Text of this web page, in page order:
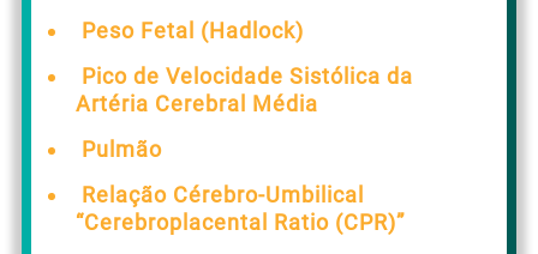
Peso Fetal (Hadlock)
Pico de Velocidade Sistólica da
Artéria Cerebral Média
Pulmão
Relação Cérebro-Umbilical
“Cerebroplacental Ratio (CPR)”